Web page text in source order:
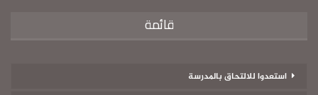
قائمة
استعدوا للالتحاق بالمدرسة